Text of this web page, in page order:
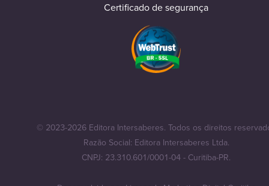
Certificado de segurança
© 2023-2026 Editora Intersaberes. Todos os direitos
Razão Social: Editora Intersaberes Ltda.
CNPJ: 23.310.601/0001-04 - Curitiba-PR.